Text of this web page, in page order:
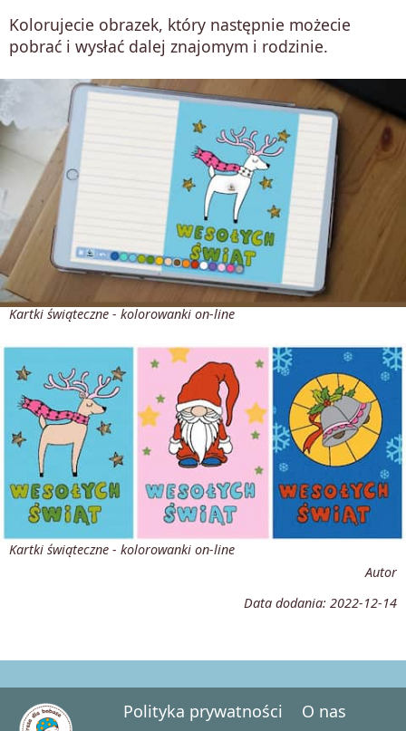
Kolorujecie obrazek, który następnie możecie
pobrać i wysłać dalej znajomym i rodzinie.
Kartki świąteczne - kolorowanki on-line
Kartki świąteczne - kolorowanki on-line
Autor
Data dodania: 2022-12-14
Polityka prywatności O nas